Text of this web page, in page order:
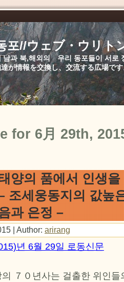
포//ウェブ・ウリト
남과 북,해외의 우리 동포들이 서로
が情報を交換し、交流する広場で
for 6月 29th,
양의 품에서 인생
조세웅동지의 값높
과 은정 –
| Author: arirang
년 6월 29일 로동신문
의 ７０년사는 걸출한 위인